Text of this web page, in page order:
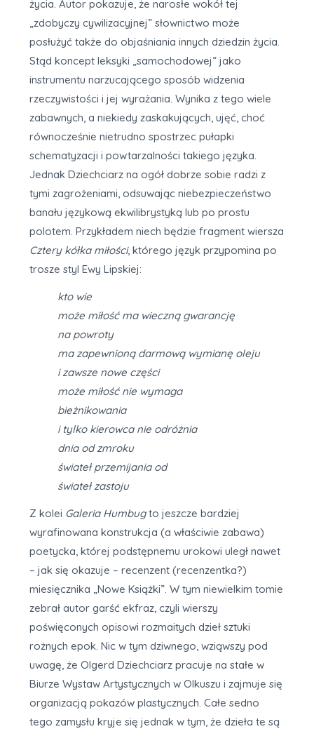
życia. Autor pokazuje, że narosłe wokół tej
„zdobyczy cywilizacyjnej” słownictwo może
posłużyć także do objaśniania innych dziedzin życia.
Stąd koncept leksyki „samochodowej” jako
instrumentu narzucającego sposób widzenia
rzeczywistości i jej wyrażania. Wynika z tego wiele
zabawnych, a niekiedy zaskakujących, ujęć, choć
równocześnie nietrudno spostrzec pułapki
schematyzacji i powtarzalności takiego języka.
Jednak Dziechciarz na ogół dobrze sobie radzi z
tymi zagrożeniami, odsuwając niebezpieczeństwo
banału językową ekwilibrystyką lub po prostu
polotem. Przykładem niech będzie fragment wiersza
Cztery kółka miłości, którego język przypomina po
trosze styl Ewy Lipskiej:
kto wie
może miłość ma wieczną gwarancję
na powroty
ma zapewnioną darmową wymianę oleju
i zawsze nowe części
może miłość nie wymaga
bieżnikowania
i tylko kierowca nie odróżnia
dnia od zmroku
świateł przemijania od
świateł zastoju
Z kolei Galeria Humbugto jeszcze bardziej
wyrafinowana konstrukcja (a właściwie zabawa)
poetycka, której podstępnemu urokowi uległ nawet
– jak się okazuje – recenzent (recenzentka?)
miesięcznika „Nowe Książki”. W tym niewielkim tomie
zebrał autor garść ekfraz, czyli wierszy
poświęconych opisowi rozmaitych dzieł sztuki
rożnych epok. Nic w tym dziwnego, wziąwszy pod
uwagę, że Olgerd Dziechciarz pracuje na stałe w
Biurze Wystaw Artystycznych w Olkuszu i zajmuje się
organizacją pokazów plastycznych. Całe sedno
tego zamysłu kryje się jednak w tym, że dzieła te są